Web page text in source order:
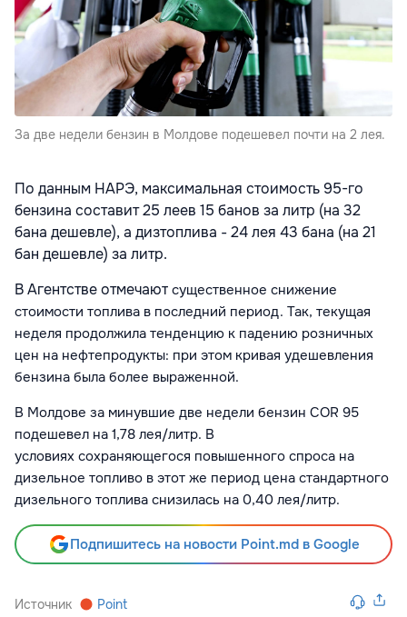
За две недели бензин в Молдове подешевел почти на 2 лея.
По данным НАРЭ, максимальная стоимость 95-го
бензина составит 25 леев 15 банов за литр (на 32
бана дешевле), а дизтоплива - 24 лея 43 бана (на 21
бан дешевле) за литр.
В Агентстве отмечают существенное снижение
стоимости топлива в последний период. Так, текущая
неделя продолжила тенденцию к падению розничных
цен на нефтепродукты: при этом кривая удешевления
бензина была более выраженной.
В Молдове за минувшие две недели бензин COR 95
подешевел на 1,78 лея/литр. В
условиях сохраняющегося повышенного спроса на
дизельное топливо в этот же период цена стандартного
дизельного топлива снизилась на 0,40 лея/литр.
Подпишитесь на новости Point.md в Google
Источник Point